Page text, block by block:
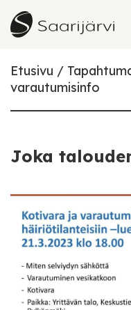
Skip to content
Etusivu
varautumisinfo
Joka